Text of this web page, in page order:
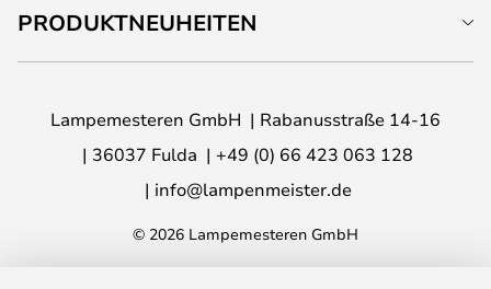
PRODUKTNEUHEITEN
Lampemesteren GmbH
Rabanusstraße 14-16
36037 Fulda
+49 (0) 66 423 063 128
info@lampenmeister.de
© 2026 Lampemesteren GmbH